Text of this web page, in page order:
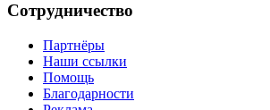
Сотрудничество
Партнёры
Наши ссылки
Помощь
Благодарности